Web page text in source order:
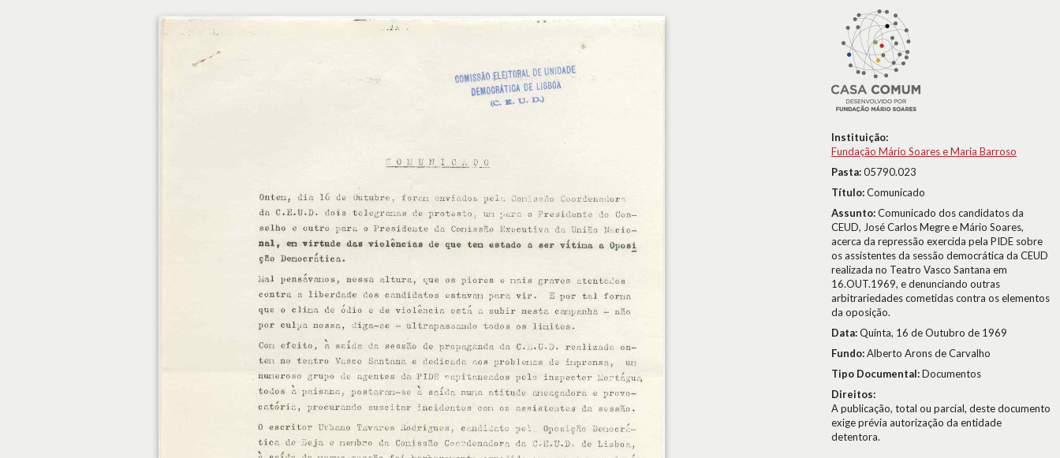
Instituição:
Fundação Mário Soares e Maria Barroso
Pasta:05790.023
Título:Comunicado
Assunto:Comunicado dos candidatos da
CEUD, José Carlos Megre e Mário Soares,
acerca da repressão exercida pela PIDE sobre
os assistentes da sessão democrática da CEUD
realizada no Teatro Vasco Santana em
16.OUT.1969, e denunciando outras
arbitrariedades cometidas contra os elementos
da oposição.
Data:Quinta, 16 de Outubro de 1969
Fundo:Alberto Arons de Carvalho
Tipo Documental:Documentos
Direitos:
A publicação, total ou parcial, deste documento
exige prévia autorização da entidade
detentora.